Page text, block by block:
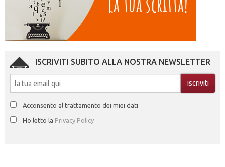
ISCRIVITI SUBITO ALLA NOSTRA NEWSLETTER
Acconsento al trattamento dei miei dati
Ho letto la Privacy Policy